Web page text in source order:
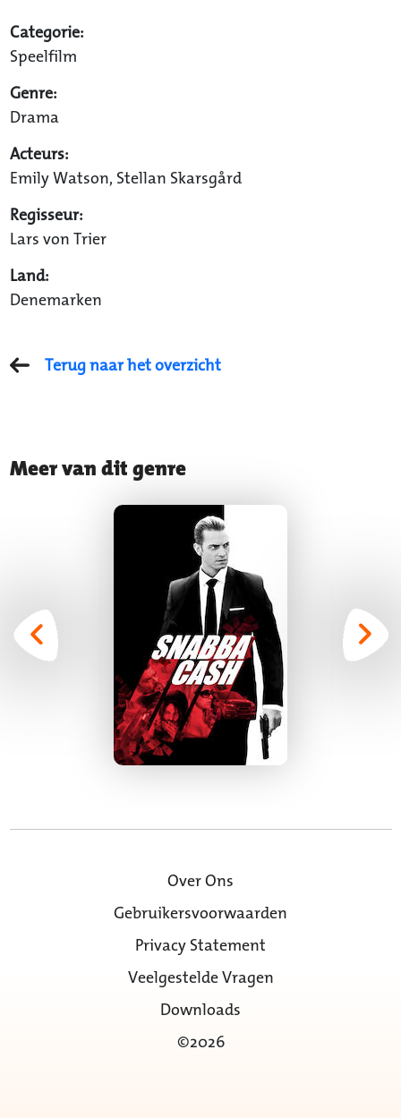
Categorie:
Speelfilm
Genre:
Drama
Acteurs:
Emily Watson, Stellan Skarsgård
Regisseur:
Lars von Trier
Land:
Denemarken
Terug naar het overzicht
Meer van dit genre
Over Ons
Gebruikersvoorwaarden
Privacy Statement
Veelgestelde Vragen
Downloads
©2026